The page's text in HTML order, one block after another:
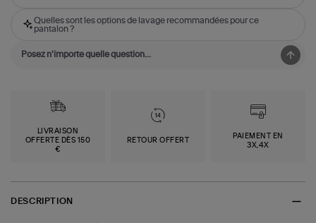
Quelles sont les options de lavage recommandées pour ce
pantalon ?
LIVRAISON
OFFERTE DÈS 150
€
RETOUR OFFERT
PAIEMENT EN
3X,4X
DESCRIPTION